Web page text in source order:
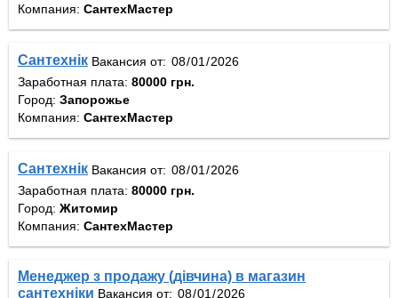
Компания: СантехМастер
Сантехнік Вакансия от:
Заработная плата: 80000 грн.
Город: Запорожье
Компания: СантехМастер
Сантехнік Вакансия от:
Заработная плата: 80000 грн.
Город: Житомир
Компания: СантехМастер
Менеджер з продажу (дівчина) в магазин
сантехніки Вакансия от: